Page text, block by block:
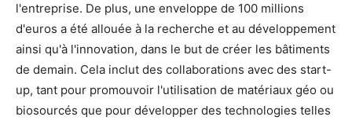
l'entreprise. De plus, une enveloppe de 100 millions
d'euros a été allouée à la recherche et au développement
ainsi qu'à l'innovation, dans le but de créer les bâtiments
de demain. Cela inclut des collaborations avec des start-
up, tant pour promouvoir l'utilisation de matériaux géo ou
biosourcés que pour développer des technologies telles